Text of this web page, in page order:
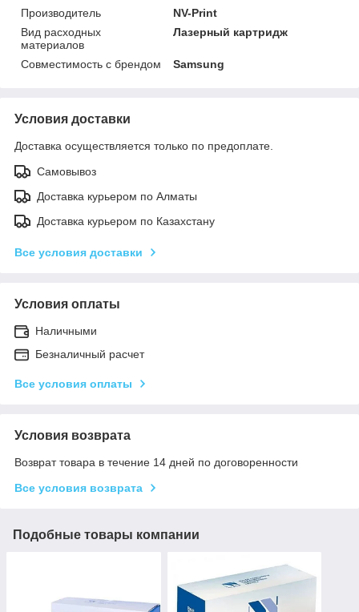
Производитель
NV-Print
Вид расходных
материалов
Лазерный картридж
Совместимость с брендом Samsung
Условия доставки
Доставка осуществляется только по предоплате.
Самовывоз
Доставка курьером по Алматы
Доставка курьером по Казахстану
Все условия доставки
Условия оплаты
Наличными
Безналичный расчет
Все условия оплаты
Условия возврата
Возврат товара в течение 14 дней по договоренности
Все условия возврата
Подобные товары компании